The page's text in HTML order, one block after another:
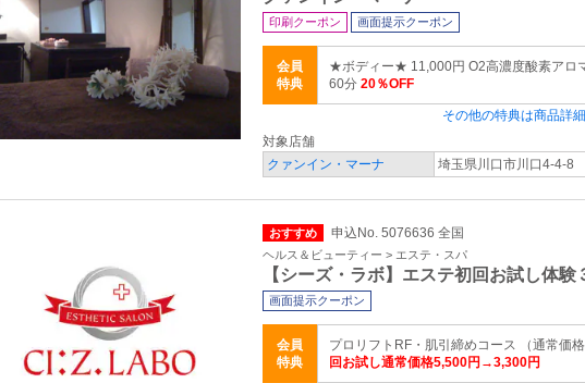
印刷クーポン 画面提示クーポン
会員
特典
★ボディー★ 11,000円 O2高濃度酸素アロ
60分 20％OFF
その他の特典は商品詳
対象店舗
クァンイン・マーナ
埼玉県川口市川口4‐4‐8
おすすめ 申込No. 5076636 全国
ヘルス＆ビューティー > エステ・スパ
【シーズ・ラボ】エステ初回お試し体験
画面提示クーポン
会員
特典
プロリフトRF・肌引締めコース （通常価
回お試し通常価格5,500円→3,300円